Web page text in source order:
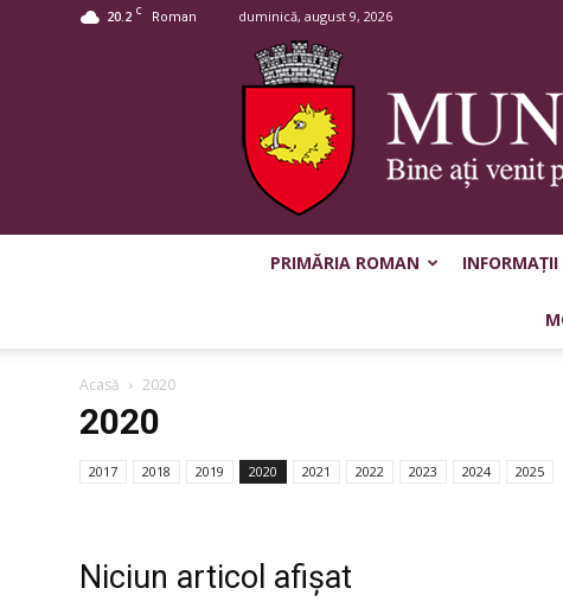
20.2 C Roman duminică, august 9, 2026
PRIMĂRIA ROMAN INFORMAȚII
Acasă 2020
2020
2017 2018 2019 2020 2021 2022 2023 2024 2025
Niciun articol afișat